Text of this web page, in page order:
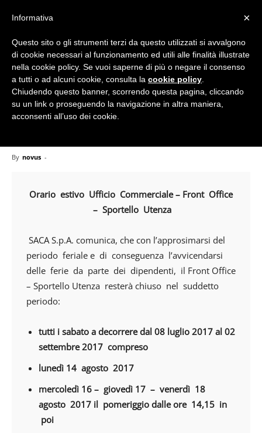
Home Avvisi
Avvisi Notizie
Chiusura Estiva Front
By novus -
Orario estivo Ufficio Commerciale – Front Office
– Sportello Utenza
SACA S.p.A. comunica, che con l’approsimarsi del
periodo feriale e di conseguenza l’avvicendarsi
delle ferie da parte dei dipendenti, il Front Office
– Sportello Utenza resterà chiuso nel suddetto
periodo:
tutti i sabato a decorrere dal 08 luglio 2017 al 02
settembre 2017 compreso
lunedì 14 agosto 2017
mercoledì 16 – giovedì 17 – venerdì 18
agosto 2017 il pomeriggio dalle ore 14,15 in
poi
×
Informativa
Questo sito o gli strumenti terzi da questo utilizzati si avvalgono
di cookie necessari al funzionamento ed utili alle finalità illustrate
nella cookie policy. Se vuoi saperne di più o negare il consenso
a tutti o ad alcuni cookie, consulta la cookie policy
Chiudendo questo banner, scorrendo questa pagina, cliccando
su un link o proseguendo la navigazione in altra maniera,
acconsenti all’uso dei cookie.